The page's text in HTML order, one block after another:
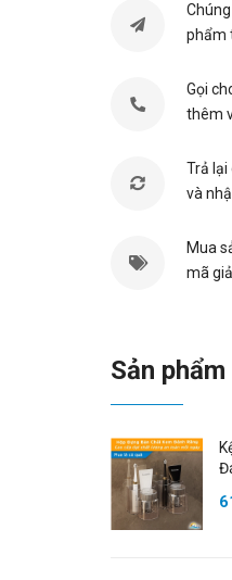
phẩm
Gọi
thêm
Trả lại
và
Mua
mã
Sản